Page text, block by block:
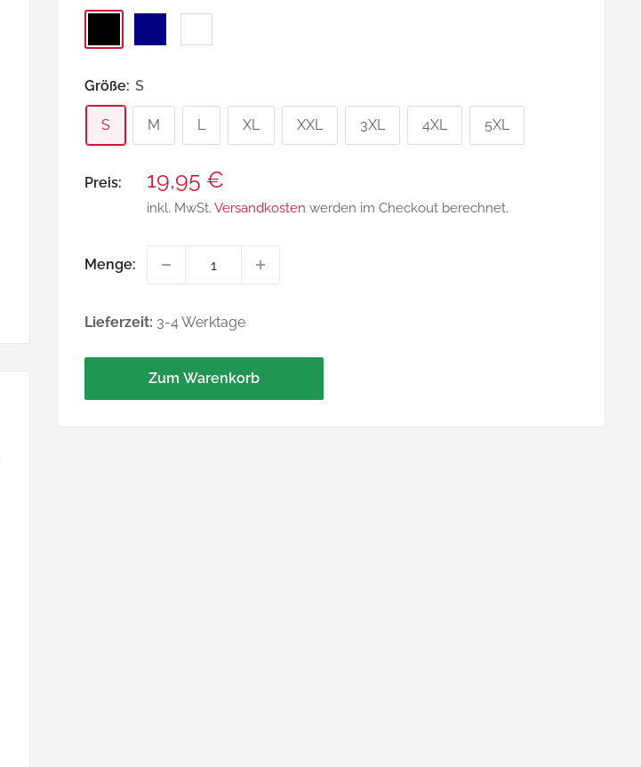
Größe: S
S M L XL XXL 3XL 4XL 5XL
Preis: Sonderpreis
19,95 €
inkl. MwSt. Versandkosten werden im Checkout berechnet.
Menge:
Lieferzeit: 3-4 Werktage
Zum Warenkorb